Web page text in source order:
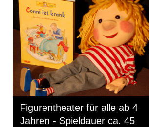
Figurentheater für alle ab 4
Jahren - Spieldauer ca. 45